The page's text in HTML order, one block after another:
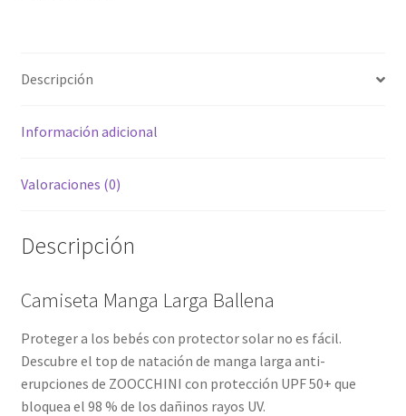
Descripción
Información adicional
Valoraciones (0)
Descripción
Camiseta Manga Larga Ballena
Proteger a los bebés con protector solar no es fácil.
Descubre el top de natación de manga larga anti-
erupciones de ZOOCCHINI con protección UPF 50+ que
bloquea el 98 % de los dañinos rayos UV.